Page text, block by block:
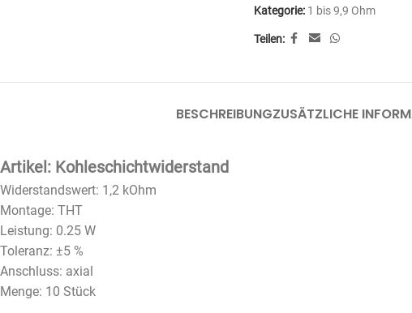
Kategorie: 1 bis 9,9 Ohm
Teilen:
BESCHREIBUNGZUSÄTZLICHE
Artikel: Kohleschichtwiderstand
Widerstandswert: 1,2 kOhm
Montage: THT
Leistung: 0.25 W
Toleranz: ±5 %
Anschluss: axial
Menge: 10 Stück